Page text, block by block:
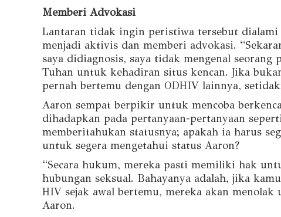
Memberi Advokasi
Lantaran tidak ingin peristiwa tersebut
menjadi aktivis dan memberi advokasi.
saya didiagnosis, saya tidak mengenal
Tuhan untuk kehadiran situs kencan. Jika
pernah bertemu dengan ODHIV lainnya,
Aaron sempat berpikir untuk mencoba
dihadapkan pada pertanyaan-pertanyaan
memberitahukan statusnya; apakah ia harus
untuk segera mengetahui status Aaron?
“Secara hukum, mereka pasti memiliki hak
hubungan seksual. Bahayanya adalah, jika
HIV sejak awal bertemu, mereka akan
Aaron.